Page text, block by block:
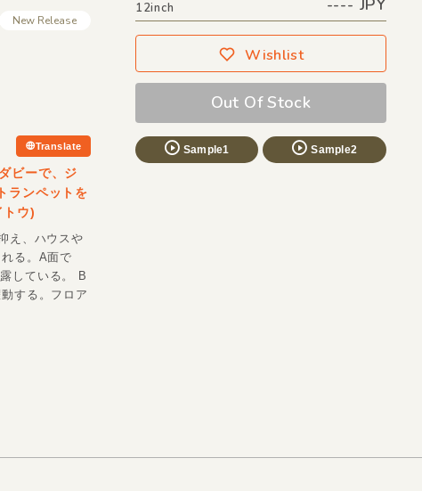
New Release
Translate
12inch
Wishlist
Out Of Stock
Sample1 Sample2
ビーで、ジ
ランペットを
ウ)
え、ハウスや
る。A面で
している。 B
する。フロア